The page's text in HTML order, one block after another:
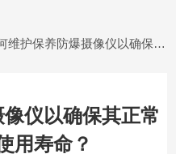
保养防爆摄像仪以确保其正常运行和延长使用寿命？
仪以确保其正常
命？